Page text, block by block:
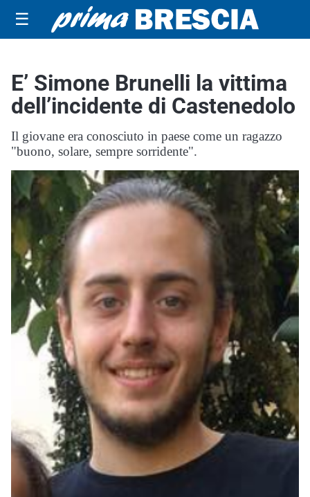
☰
E’ Simone Brunelli la vittima
dell’incidente di Castenedolo
Il giovane era conosciuto in paese come un ragazzo
"buono, solare, sempre sorridente".